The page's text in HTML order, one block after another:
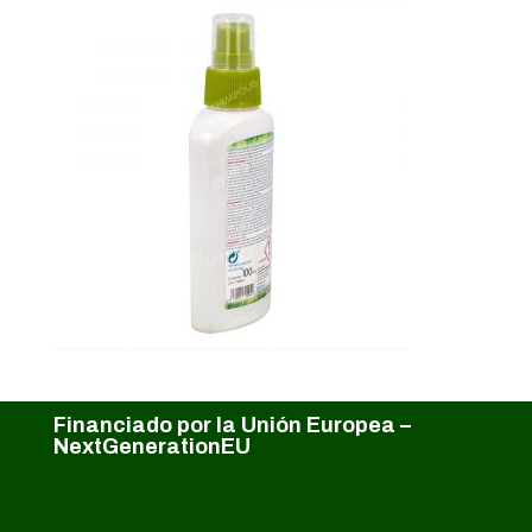
Financiado por la Unión Europea –
NextGenerationEU